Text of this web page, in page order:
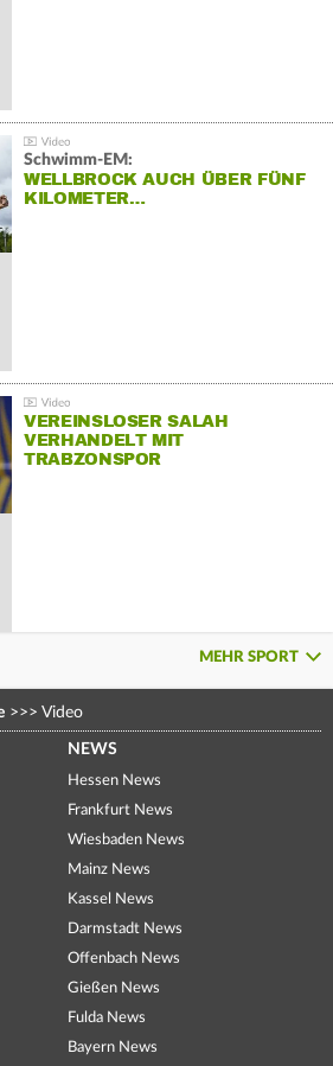
Schwimm-EM:
WELLBROCK AUCH ÜBER FÜNF
KILOMETER…
VEREINSLOSER SALAH
VERHANDELT MIT
TRABZONSPOR
MEHR SPORT
>>> Video
NEWS
Hessen News
Frankfurt News
Wiesbaden News
Mainz News
Kassel News
Darmstadt News
Offenbach News
Gießen News
Fulda News
Bayern News